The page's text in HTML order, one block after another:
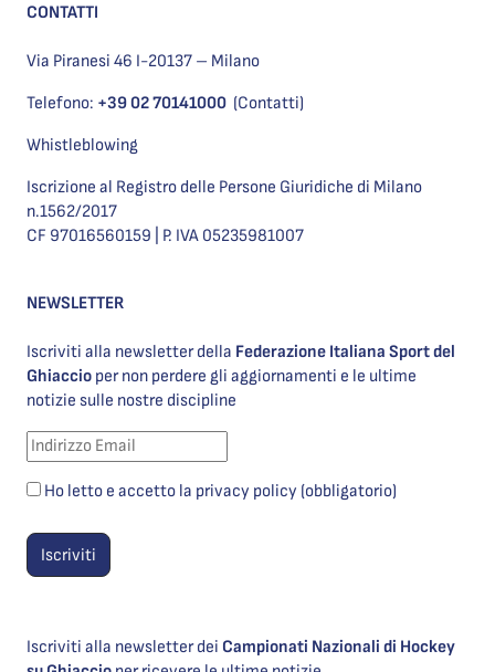
CONTATTI
Via Piranesi 46 I-20137 – Milano
Telefono: +39 02 70141000 (Contatti)
Whistleblowing
Iscrizione al Registro delle Persone Giuridiche di Milano
n.1562/2017
CF 97016560159 | P. IVA 05235981007
NEWSLETTER
Iscriviti alla newsletter della Federazione Italiana Sport del
Ghiaccio per non perdere gli aggiornamenti e le ultime
notizie sulle nostre discipline
Ho letto e accetto la privacy policy (obbligatorio)
Iscriviti alla newsletter dei Campionati Nazionali di Hockey